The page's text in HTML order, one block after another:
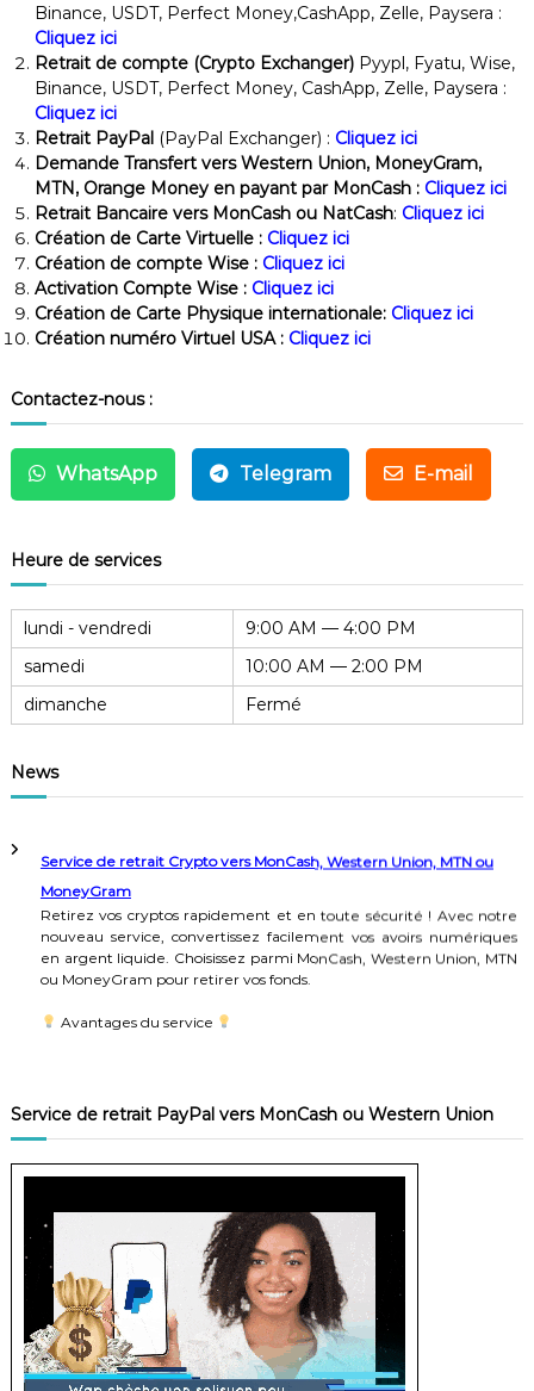
Binance, USDT, Perfect Money,CashApp, Zelle, Paysera :
Cliquez ici
Retrait de compte (Crypto Exchanger)Pyypl, Fyatu, Wise,
Binance, USDT, Perfect Money, CashApp, Zelle, Paysera :
Cliquez ici
Retrait PayPal(PayPal Exchanger) : Cliquez ici
Demande Transfert vers Western Union, MoneyGram,
MTN, Orange Money en payant par MonCash : Cliquez ici
Retrait Bancaire vers MonCash ou NatCash: Cliquez ici
Création de Carte Virtuelle : Cliquez ici
Création de compte Wise : Cliquez ici
Activation Compte Wise : Cliquez ici
Création de Carte Physique internationale: Cliquez ici
Création numéro Virtuel USA : Cliquez ici
Contactez-nous :
WhatsApp Telegram E-mail
Heure de services
lundi - vendredi
9:00 AM — 4:00 PM
samedi
10:00 AM — 2:00 PM
dimanche
Fermé
News
MoneyGram
Retirez vos cryptos rapidement et en toute sécurité ! Avec notre
nouveau service, convertissez facilement vos avoirs numériques
en argent liquide. Choisissez parmi MonCash, Western Union, MTN
ou MoneyGram pour retirer vos fonds.
-Processus rapide et transparent
-Flexibilité financière assurée
Ne manquez pas cette opportunité ! Essayez notre Service de
#CryptoVersArgent #RetraitRapide #Sécurité #Flexibilité
#MonCash #WesternUnion #MTN #MoneyGram
Rechargez vos comptes Pyypl, Fyatu, Binance, Wise, Payoneer ou
wallets crypto en toute simplicité !
Nous vous proposons un service de recharge rapide et sécurisé
Service de retrait PayPal vers MonCash ou Western Union